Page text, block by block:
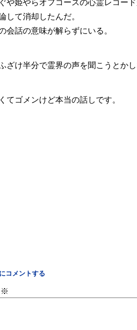
や姫やらオフコースの心霊レコー
して消却したんだ。
会話の意味が解らずにいる。
ざけ半分で霊界の声を聞こうとかし
てゴメンけど本当の話しです。
コメントする
※